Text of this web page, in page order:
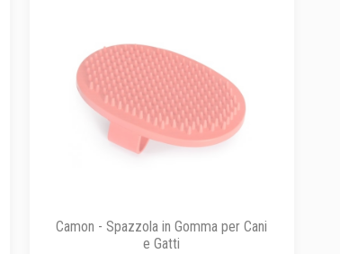
Camon - Spazzola in Gomma per Cani
e Gatti